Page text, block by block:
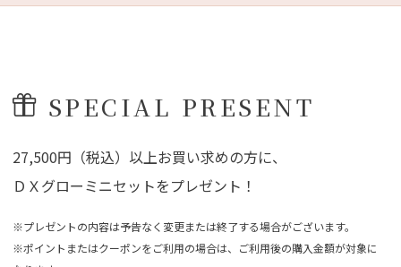
SPECIAL PRESENT
27,500円（税込）以上お買い求めの方に、
ＤＸグローミニセットをプレゼント！
※プレゼントの内容は予告なく変更または終了する場合がございます。
※ポイントまたはクーポンをご利用の場合は、ご利用後の購入金額が対象に